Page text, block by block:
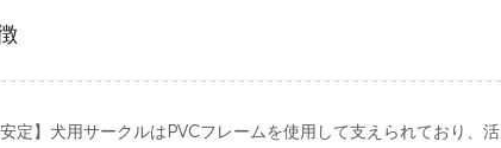
安定】犬用サークルはPVCフレームを使用して支えられており、活